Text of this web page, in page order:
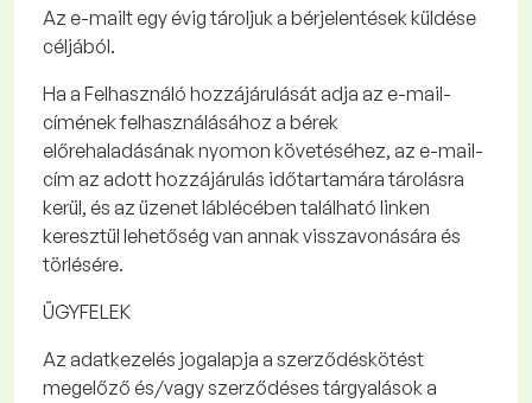
Az e-mailtegyévigtároljuk a bérjelentések küldése
céljából.
Ha a Felhasználó hozzájárulását adja az e-mail-
címének felhasználásához a bérek
előrehaladásának nyomon követéséhez, az e-mail-
cím az adott hozzájárulás időtartamáratárolásra
kerül, és az üzenet láblécében található linken
keresztül lehetőség van annak visszavonására és
törlésére.
ÜGYFELEK
Az adatkezelés jogalapja a szerződéskötést
megelőző és/vagy szerződéses tárgyalások a